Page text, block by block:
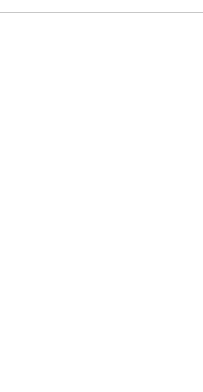
el hotel hasta que